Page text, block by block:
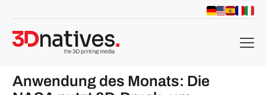
menu
Anwendung des Monats: Die